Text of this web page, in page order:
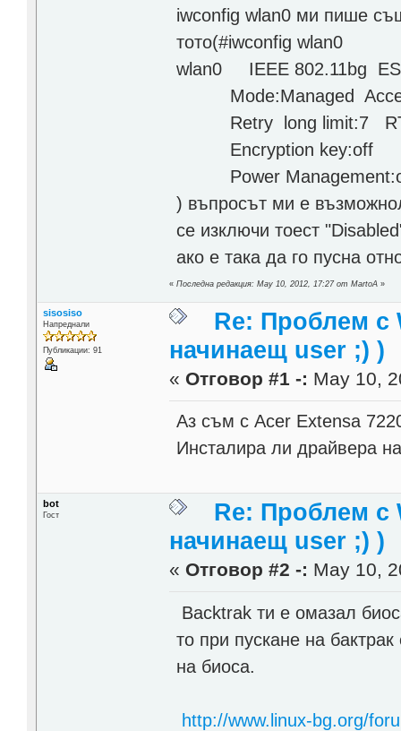
iwconfig wlan0 ми пише
тото(#iwconfig wlan0
wlan0 IEEE 802.11bg
Mode:Managed
Retry long limit:7
Encryption key:off
Power
) въпросът ми е
се изключи тоест
ако е така да го пусна
«Последна редакция: May 10, 2012, 17:27 от MartoA »
sisosiso
Напреднали
Публикации: 91
Re: Проблем с
начинаещ user ;) )
« Отговор #1 -: May 10,
Аз съм с Acer Extensa
Инсталира ли драйвера
bot
Гост
Re: Проблем с
начинаещ user ;) )
« Отговор #2 -: May 10,
Baсktrak ти е омазал
то при пускане на
на биоса.
http://www.linux-bg.org/